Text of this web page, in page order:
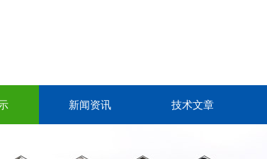
新闻资讯 技术文章